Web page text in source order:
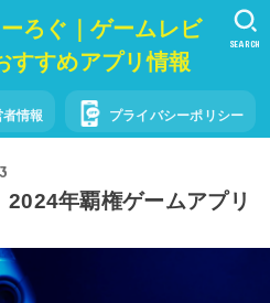
ろぐ｜ゲームレビ
すすめアプリ情報
者情報 プライバシーポリシー
SEARCH
2024年覇権ゲームアプリ